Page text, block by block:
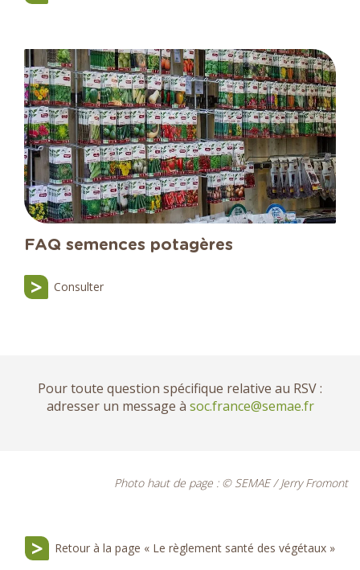
FAQ semences potagères
Consulter
Pour toute question spécifique relative au RSV :
adresser un message à soc.france@semae.fr
Photo haut de page : © SEMAE / Jerry Fromont
Retour à la page « Le règlement santé des végétaux »